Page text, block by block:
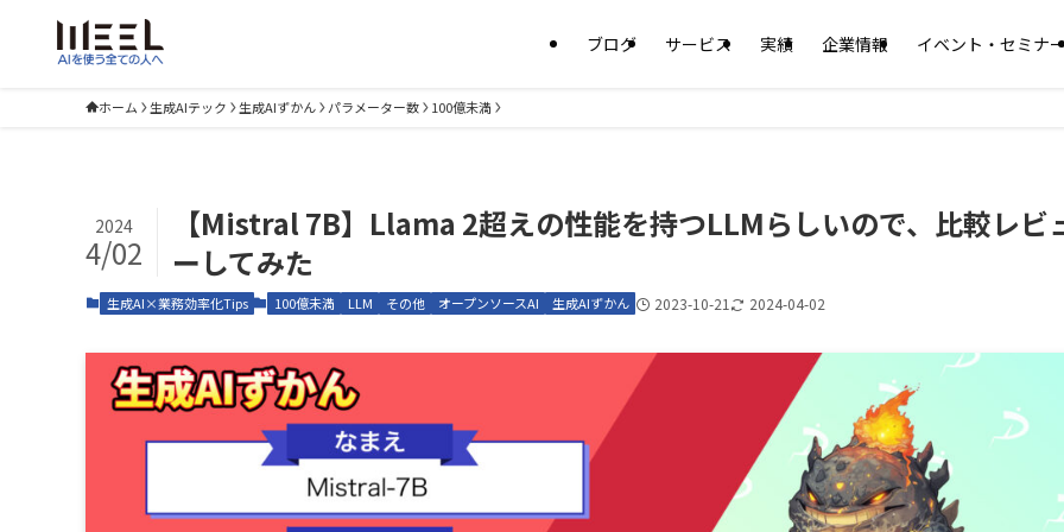
ブログ サービス 実績 企業情報 イベント・セミナ
ホーム 生成AIテック 生成AIずかん パラメーター数 100億未満
【Mistral 7B】Llama 2超えの性能を持つLLMらしいので、比較レビ
ーしてみた
2024
4/02
生成AI×業務効率化Tips 100億未満 LLM その他 オープンソースAI 生成AIずかん 2023-10-21 2024-04-02